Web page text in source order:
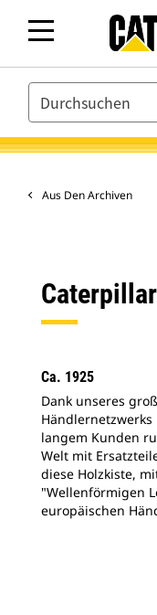
SEARCH
Aus Den Archiven
Ca. 1925
Dank unseres
langem Kunden
Welt mit
diese Holzkiste,
"Wellenförmigen
europäischen